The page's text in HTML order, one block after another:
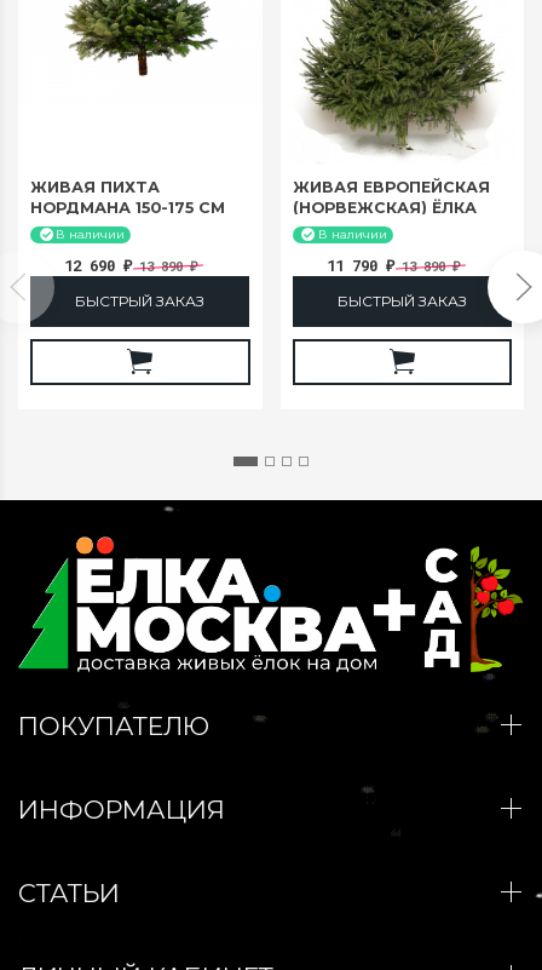
ЖИВАЯ ПИХТА
НОРДМАНА 150-175 СМ
В наличии
12 690₽ 13 890₽
БЫСТРЫЙ ЗАКАЗ
ЖИВАЯ ЕВРОПЕЙСКАЯ
(НОРВЕЖСКАЯ) ЁЛКА
150-175 СМ
В наличии
11 790 ₽ 13 890₽
БЫСТРЫЙ ЗАКАЗ
ПОКУПАТЕЛЮ
ИНФОРМАЦИЯ
СТАТЬИ